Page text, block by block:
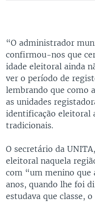
“O administrador
confirmou-nos que
idade eleitoral ainda
ver o período de
lembrando que como
as unidades
identificação eleitoral
tradicionais.
O secretário da
eleitoral naquela
com “um menino que
anos, quando lhe foi
estudava que classe,